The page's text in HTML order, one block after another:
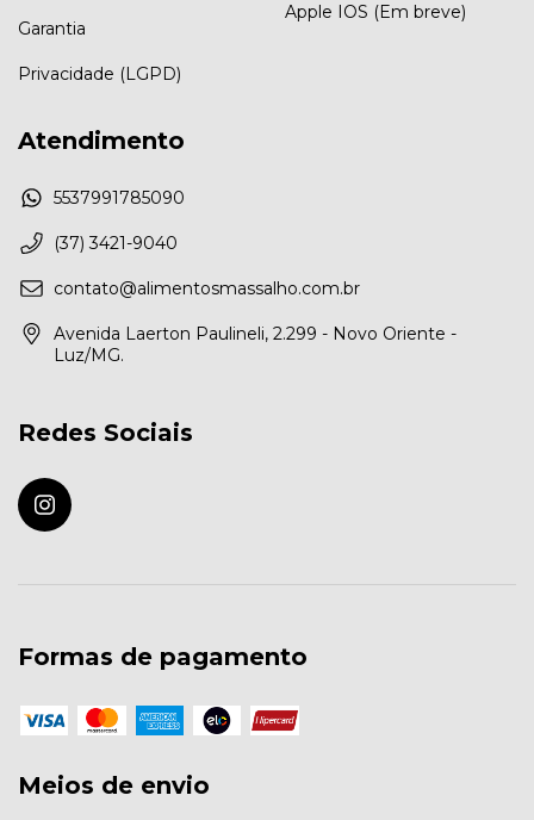
Garantia
Privacidade (LGPD)
Apple IOS (Em breve)
Atendimento
5537991785090
(37) 3421-9040
contato@alimentosmassalho.com.br
Avenida Laerton Paulineli, 2.299 - Novo Oriente -
Luz/MG.
Redes Sociais
Formas de pagamento
Meios de envio